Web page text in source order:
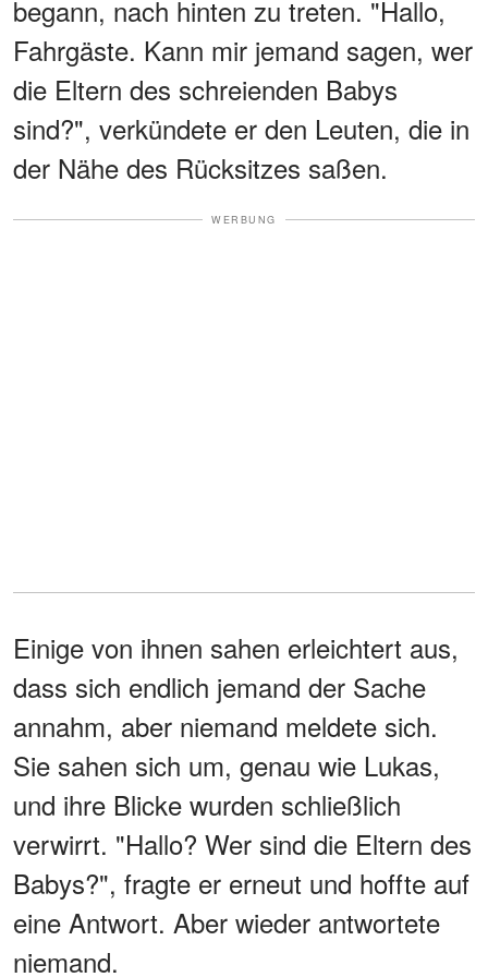
begann, nach hinten zu treten. "Hallo,
Fahrgäste. Kann mir jemand sagen, wer
die Eltern des schreienden Babys
sind?", verkündete er den Leuten, die in
der Nähe des Rücksitzes saßen.
WERBUNG
Einige von ihnen sahen erleichtert aus,
dass sich endlich jemand der Sache
annahm, aber niemand meldete sich.
Sie sahen sich um, genau wie Lukas,
und ihre Blicke wurden schließlich
verwirrt. "Hallo? Wer sind die Eltern des
Babys?", fragte er erneut und hoffte auf
eine Antwort. Aber wieder antwortete
niemand.